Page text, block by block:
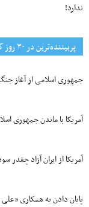
ندارد!
پربیننده‌ترین‌ در ۳۰ روز گذشته
جمهوری اسلامی از آغاز
آمریکا با ماندن جمهوری
آمریکا از ایران آزاد چقدر
پایان دادن به همکاری